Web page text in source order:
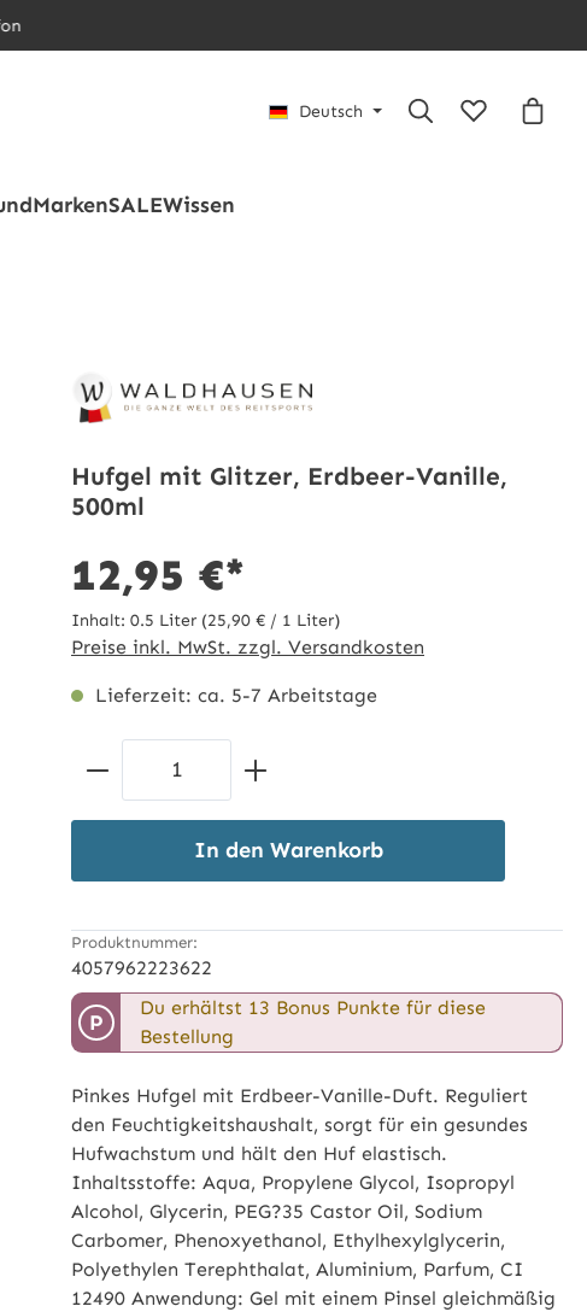
Deutsch
Du hast 0
MarkenSALEWissen
Hufgel mit Glitzer, Erdbeer-Vanille,
500ml
12,95 €*
Inhalt: 0.5 Liter (25,90 € / 1 Liter)
Preise inkl. MwSt. zzgl. Versandkosten
Lieferzeit: ca. 5-7 Arbeitstage
Produkt Anzahl: Gib den
In den Warenkorb
Produktnummer:
4057962223622
P
Du erhältst 13 Bonus Punkte für diese
Bestellung
Pinkes Hufgel mit Erdbeer-Vanille-Duft. Reguliert
den Feuchtigkeitshaushalt, sorgt für ein gesundes
Hufwachstum und hält den Huf elastisch.
Inhaltsstoffe: Aqua, Propylene Glycol, Isopropyl
Alcohol, Glycerin, PEG?35 Castor Oil, Sodium
Carbomer, Phenoxyethanol, Ethylhexylglycerin,
Polyethylen Terephthalat, Aluminium, Parfum, CI
12490 Anwendung: Gel mit einem Pinsel gleichmäßig